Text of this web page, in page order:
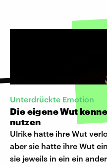
Unterdrückte Emotion
Die eigene Wut
nutzen
Ulrike hatte ihre Wut
aber sie hatte ihre Wut
sie jeweils in ein ein